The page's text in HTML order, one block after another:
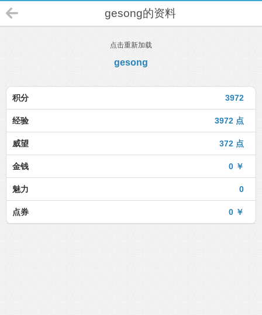
gesong的资料
点击重新加载
gesong
3972
积分
3972 点
经验
372 点
威望
0 ￥
金钱
0
魅力
0 ￥
点券